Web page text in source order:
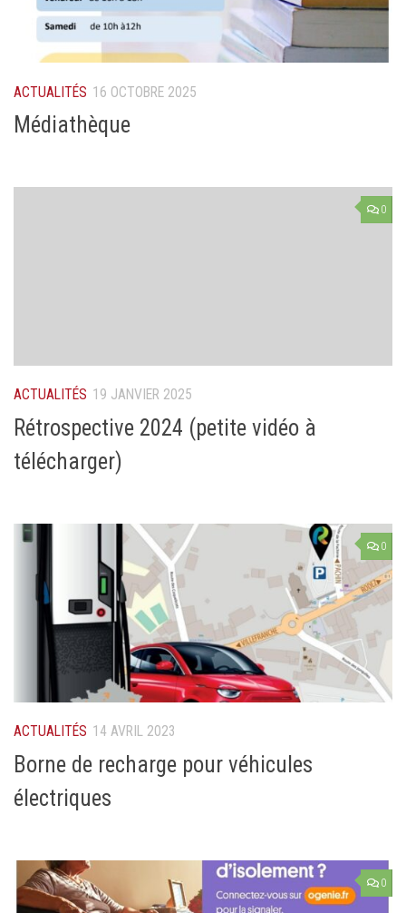
ACTUALITÉS 16 OCTOBRE 2025
Médiathèque
0
ACTUALITÉS 19 JANVIER 2025
Rétrospective 2024 (petite vidéo à
télécharger)
0
ACTUALITÉS 14 AVRIL 2023
Borne de recharge pour véhicules
électriques
0